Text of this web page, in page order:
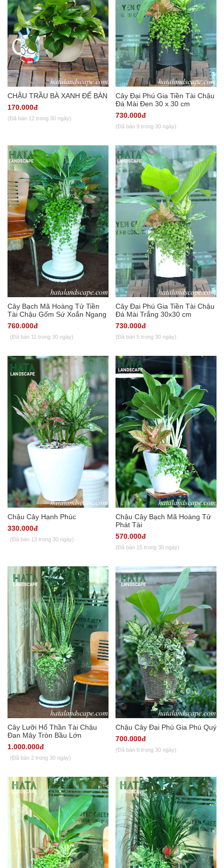
CHẬU TRẦU BÀ XANH ĐỂ BÀN
170.000đ
(Đã bán 12 trong 30 ngày)
Cây Đại Phú Gia Tiền Tài Chậu
Đá Mài Đen 30 x 30 cm
730.000đ
(Đã bán 9 trong 30 ngày)
Cây Bạch Mã Hoàng Tử Tiền
Tài Chậu Gốm Sứ Xoắn Ngang
760.000đ
(Đã bán 11 trong 30 ngày)
Cây Đại Phú Gia Tiền Tài Chậu
Đá Mài Trắng 30x30 cm
730.000đ
(Đã bán 5 trong 30 ngày)
Chậu Cây Hạnh Phúc
330.000đ
(Đã bán 13 trong 30 ngày)
Chậu Cây Bạch Mã Hoàng Tử
Phát Tài
570.000đ
(Đã bán 15 trong 30 ngày)
Cây Lưỡi Hổ Thần Tài Chậu
Đan Mây Tròn Bầu Lớn
1.000.000đ
(Đã bán 2 trong 30 ngày)
Chậu Cây Đại Phú Gia Phú Quý
700.000đ
(Đã bán 6 trong 30 ngày)